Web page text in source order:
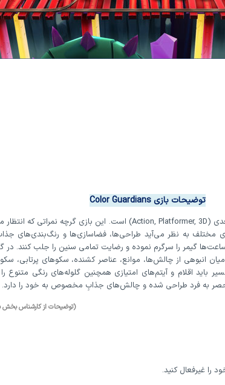
توضیحات بازیColor Guardians
(Action, Platformer, 3D) است. این بازی گرچه نمراتی که انتظار
مختلف به نظر می‌آید طراحی‌ها، فضاسازی‌ها و رنگ‌بندی‌های
گیمر را سرگرم نموده و رضایت تمامی سنین را جلب کنند. در
میان انبوهی از چالش‌ها، موانع، عناصر کشنده، سکوهای پرتابی،
اقلام و آیتم‌های امتیازی همچنین گلوله‌های رنگی متنوع
به فرد طراحی شده و چالش‌های جذابِ مخصوص به خود را دارد.
(توضیحات از کارشناس بخش
در حال آماده‌سازی
15
⚡ اعضای VIP دانلود را بلافاصله و بدون معطلی شروع می‌کنند